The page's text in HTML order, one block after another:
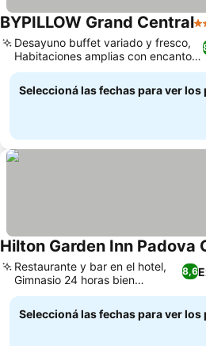
BYPILLOW Grand Central4
Desayuno buffet variado y fresco,
Habitaciones amplias con encanto
clásico
Seleccioná las fechas para ver
Hilton Garden Inn Padova
8,6
Restaurante y bar en el hotel,
Gimnasio 24 horas bien
equipado
Seleccioná las fechas para ver